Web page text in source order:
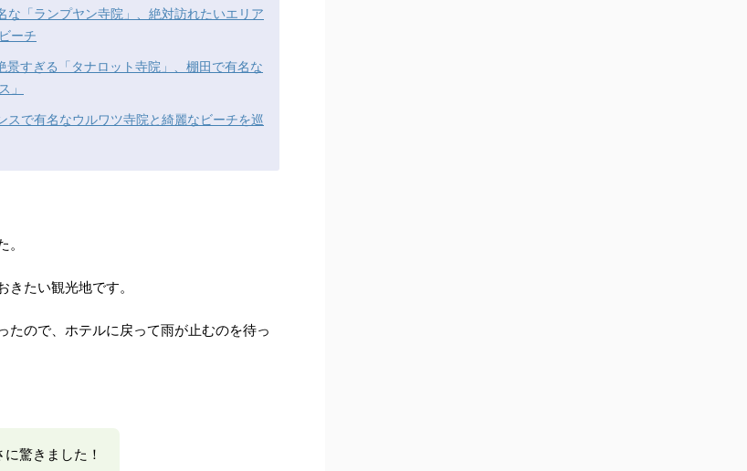
な「ランプヤン寺院」、絶対訪れたいエリア
ーチ
景すぎる「タナロット寺院」、棚田で有名な
」
スで有名なウルワツ寺院と綺麗なビーチを巡
たい観光地です。
たので、ホテルに戻って雨が止むのを待っ
驚きました！